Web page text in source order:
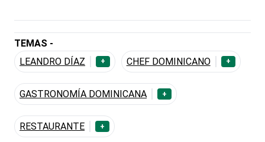
TEMAS -
LEANDRO DÍAZ
+ CHEF DOMINICANO +
GASTRONOMÍA DOMINICANA +
RESTAURANTE +